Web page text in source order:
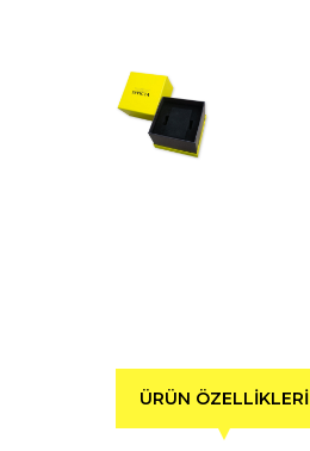
ÜRÜN ÖZELLIKLERI